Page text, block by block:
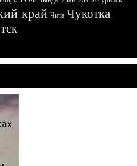
край Чита Чукотка